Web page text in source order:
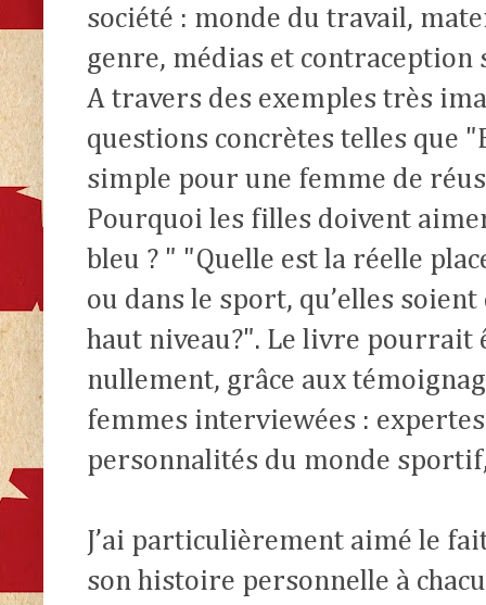
société : monde du travail,
genre, médias et contraception
A travers des exemples très
questions concrètes telles que
simple pour une femme de
Pourquoi les filles doivent
bleu ? " "Quelle est la réelle
ou dans le sport, qu’elles
haut niveau?". Le livre pourrait
nullement, grâce aux
femmes interviewées :
personnalités du monde
J’ai particulièrement aimé le
son histoire personnelle à